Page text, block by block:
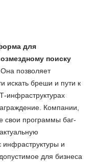
для
поиску
Она позволяет
искать бреши и пути к
инфраструктурах
Компании,
программы баг-
и
для бизнеса